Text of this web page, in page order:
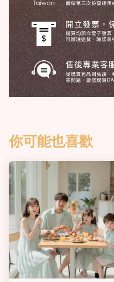
你可能也喜歡